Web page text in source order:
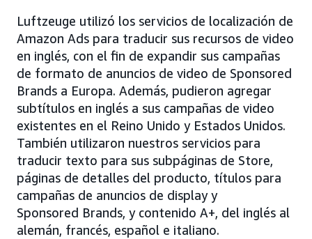
Luftzeuge utilizó los servicios de localización de
Amazon Ads para traducir sus recursos de video
en inglés, con el fin de expandir sus campañas
de formato de anuncios de video de Sponsored
Brands a Europa. Además, pudieron agregar
subtítulos en inglés a sus campañas de video
existentes en el Reino Unido y Estados Unidos.
También utilizaron nuestros servicios para
traducir texto para sus subpáginas de Store,
páginas de detalles del producto, títulos para
campañas de anuncios de display y
Sponsored Brands, y contenido A+, del inglés al
alemán, francés, español e italiano.